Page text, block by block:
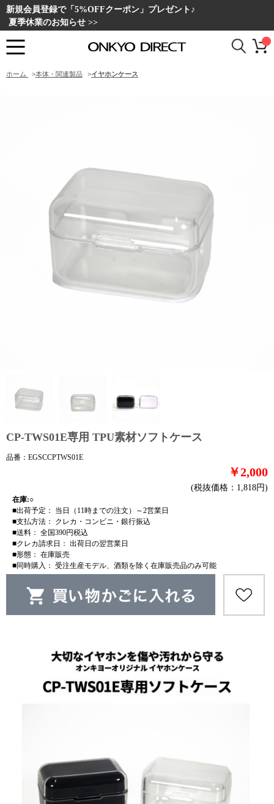
新規会員登録で「5%OFFクーポン」プレゼント♪
夏季休業のお知らせ >>
ホーム >本体・関連製品 >イヤホンケース
CP-TWS01E専用 TPU素材ソフトケース
品番：EGSCCPTWS01E
￥2,000
(税抜価格：1,818円)
在庫:○
■出荷予定： 当日（11時までの注文）～2営業日
■支払方法： クレカ・コンビニ・銀行振込
■送料： 全国390円税込
■クレカ請求日： 出荷日の翌営業日
■形態： 在庫販売
■同時購入： 受注生産モデル、酒類を除く在庫販売品のみ可能